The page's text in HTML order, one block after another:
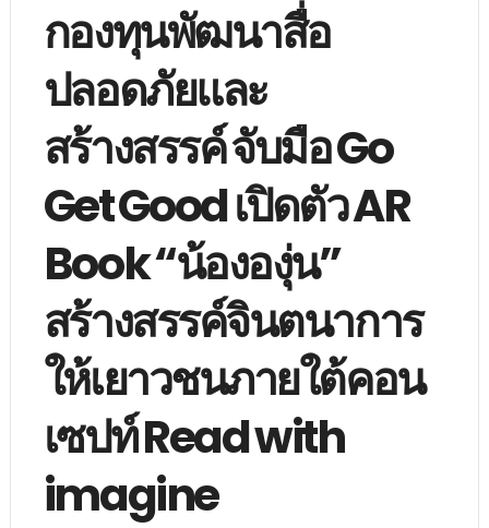
กองทุนพัฒนาสื่อ
ปลอดภัยและ
สร้างสรรค์ จับมือ Go
Get Good เปิดตัว AR
Book “น้ององุ่น”
สร้างสรรค์จินตนาการ
ให้เยาวชนภายใต้คอน
เซปท์ Read with
imagine